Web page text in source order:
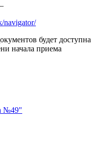
navigator/
будет доступна
начала приема
№49"